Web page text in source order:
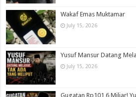
Wakaf Emas Muktamar
July 15, 2026
Yusuf Mansur Datang
July 15, 2026
Gugatan Rp101,6 Miliar!